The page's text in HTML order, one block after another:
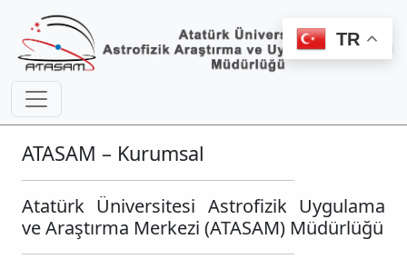
ATASAM – Kurumsal
Atatürk Üniversitesi Astrofizik Uygulama
ve Araştırma Merkezi (ATASAM) Müdürlüğü
TR